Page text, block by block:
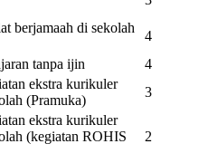
berjamaah di sekolah
4
tanpa ijin
4
ekstra kurikuler
(Pramuka)
3
ekstra kurikuler
(kegiatan ROHIS
2